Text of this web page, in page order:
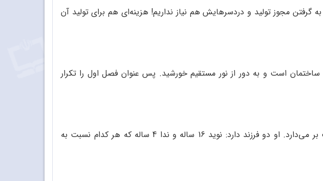
گرفتن مجوز تولید و دردسرهایش هم نیاز نداریم! هزینه‌ای هم برای تولید آن
است و به دور از نور مستقیم خورشید. پس عنوان فصل اول را تکرار
هنگام خرد‌کردن گوشت یا سبزی، چاقوی آشپزخانه به انگشت دست سارا می‌گیرد و جراحت بر می‌دارد. او دو فرزند دارد: نوید 16 ساله و ندا 4 ساله که هر کدام نسبت به